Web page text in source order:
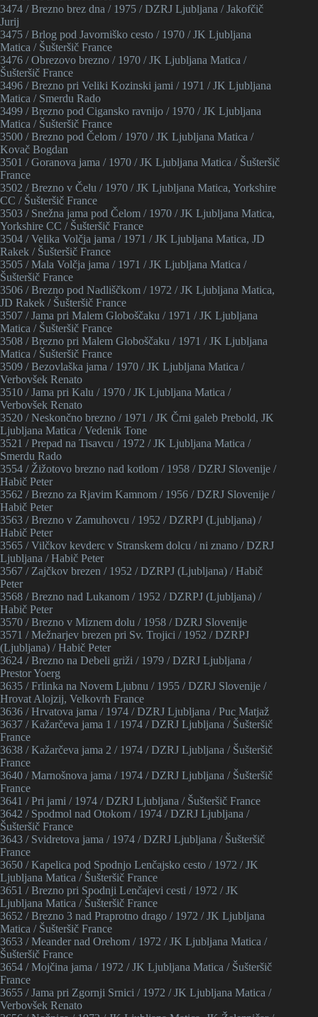
3474 / Brezno brez dna / 1975 / DZRJ Ljubljana / Jakofčič
Jurij
3475 / Brlog pod Javorniško cesto / 1970 / JK Ljubljana
Matica / Šušteršič France
3476 / Obrezovo brezno / 1970 / JK Ljubljana Matica /
Šušteršič France
3496 / Brezno pri Veliki Kozinski jami / 1971 / JK Ljubljana
Matica / Smerdu Rado
3499 / Brezno pod Cigansko ravnijo / 1970 / JK Ljubljana
Matica / Šušteršič France
3500 / Brezno pod Čelom / 1970 / JK Ljubljana Matica /
Kovač Bogdan
3501 / Goranova jama / 1970 / JK Ljubljana Matica / Šušteršič
France
3502 / Brezno v Čelu / 1970 / JK Ljubljana Matica, Yorkshire
CC / Šušteršič France
3503 / Snežna jama pod Čelom / 1970 / JK Ljubljana Matica,
Yorkshire CC / Šušteršič France
3504 / Velika Volčja jama / 1971 / JK Ljubljana Matica, JD
Rakek / Šušteršič France
3505 / Mala Volčja jama / 1971 / JK Ljubljana Matica /
Šušteršič France
3506 / Brezno pod Nadliščkom / 1972 / JK Ljubljana Matica,
JD Rakek / Šušteršič France
3507 / Jama pri Malem Globoščaku / 1971 / JK Ljubljana
Matica / Šušteršič France
3508 / Brezno pri Malem Globoščaku / 1971 / JK Ljubljana
Matica / Šušteršič France
3509 / Bezovlaška jama / 1970 / JK Ljubljana Matica /
Verbovšek Renato
3510 / Jama pri Kalu / 1970 / JK Ljubljana Matica /
Verbovšek Renato
3520 / Neskončno brezno / 1971 / JK Črni galeb Prebold, JK
Ljubljana Matica / Vedenik Tone
3521 / Prepad na Tisavcu / 1972 / JK Ljubljana Matica /
Smerdu Rado
3554 / Žižotovo brezno nad kotlom / 1958 / DZRJ Slovenije /
Habič Peter
3562 / Brezno za Rjavim Kamnom / 1956 / DZRJ Slovenije /
Habič Peter
3563 / Brezno v Zamuhovcu / 1952 / DZRPJ (Ljubljana) /
Habič Peter
3565 / Vilčkov kevderc v Stranskem dolcu / ni znano / DZRJ
Ljubljana / Habič Peter
3567 / Zajčkov brezen / 1952 / DZRPJ (Ljubljana) / Habič
Peter
3568 / Brezno nad Lukanom / 1952 / DZRPJ (Ljubljana) /
Habič Peter
3570 / Brezno v Miznem dolu / 1958 / DZRJ Slovenije
3571 / Mežnarjev brezen pri Sv. Trojici / 1952 / DZRPJ
(Ljubljana) / Habič Peter
3624 / Brezno na Debeli griži / 1979 / DZRJ Ljubljana /
Prestor Yoerg
3635 / Frlinka na Novem Ljubnu / 1955 / DZRJ Slovenije /
Hrovat Alojzij, Velkovrh France
3636 / Hrvatova jama / 1974 / DZRJ Ljubljana / Puc Matjaž
3637 / Kažarčeva jama 1 / 1974 / DZRJ Ljubljana / Šušteršič
France
3638 / Kažarčeva jama 2 / 1974 / DZRJ Ljubljana / Šušteršič
France
3640 / Marnošnova jama / 1974 / DZRJ Ljubljana / Šušteršič
France
3641 / Pri jami / 1974 / DZRJ Ljubljana / Šušteršič France
3642 / Spodmol nad Otokom / 1974 / DZRJ Ljubljana /
Šušteršič France
3643 / Svidretova jama / 1974 / DZRJ Ljubljana / Šušteršič
France
3650 / Kapelica pod Spodnjo Lenčajsko cesto / 1972 / JK
Ljubljana Matica / Šušteršič France
3651 / Brezno pri Spodnji Lenčajevi cesti / 1972 / JK
Ljubljana Matica / Šušteršič France
3652 / Brezno 3 nad Praprotno drago / 1972 / JK Ljubljana
Matica / Šušteršič France
3653 / Meander nad Orehom / 1972 / JK Ljubljana Matica /
Šušteršič France
3654 / Mojčina jama / 1972 / JK Ljubljana Matica / Šušteršič
France
3655 / Jama pri Zgornji Srnici / 1972 / JK Ljubljana Matica /
Verbovšek Renato